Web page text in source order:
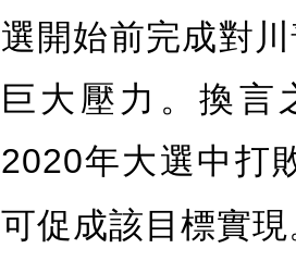
選開始前完成對
巨大壓力。換言
2020年大選中打
可促成該目標實